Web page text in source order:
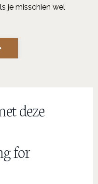
je misschien wel
deze
for